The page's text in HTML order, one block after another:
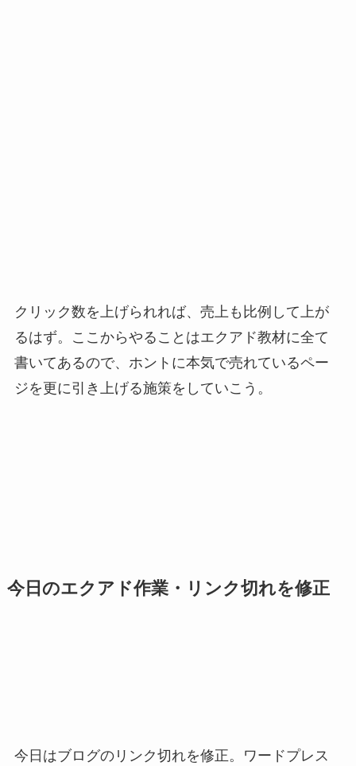
クリック数を上げられれば、売上も比例して上が
るはず。ここからやることはエクアド教材に全て
書いてあるので、ホントに本気で売れているペー
ジを更に引き上げる施策をしていこう。
今日のエクアド作業・リンク切れを修正
今日はブログのリンク切れを修正。ワードプレス